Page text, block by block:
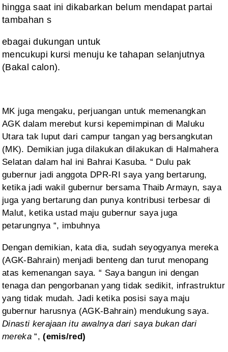
hingga saat ini dikabarkan belum mendapat partai
tambahan s
ebagai dukungan untuk
mencukupi kursi menuju ke tahapan selanjutnya
(Bakal calon).
MK juga mengaku, perjuangan untuk memenangkan
AGK dalam merebut kursi kepemimpinan di Maluku
Utara tak luput dari campur tangan yag bersangkutan
(MK). Demikian juga dilakukan dilakukan di Halmahera
Selatan dalam hal ini Bahrai Kasuba. “ Dulu pak
gubernur jadi anggota DPR-RI saya yang bertarung,
ketika jadi wakil gubernur bersama Thaib Armayn, saya
juga yang bertarung dan punya kontribusi terbesar di
Malut, ketika ustad maju gubernur saya juga
petarungnya “, imbuhnya
Dengan demikian, kata dia, sudah seyogyanya mereka
(AGK-Bahrain) menjadi benteng dan turut menopang
atas kemenangan saya. “ Saya bangun ini dengan
tenaga dan pengorbanan yang tidak sedikit, infrastruktur
yang tidak mudah. Jadi ketika posisi saya maju
gubernur harusnya (AGK-Bahrain) mendukung saya.
Dinasti kerajaan itu awalnya dari saya bukan dari
mereka“,(emis/red)